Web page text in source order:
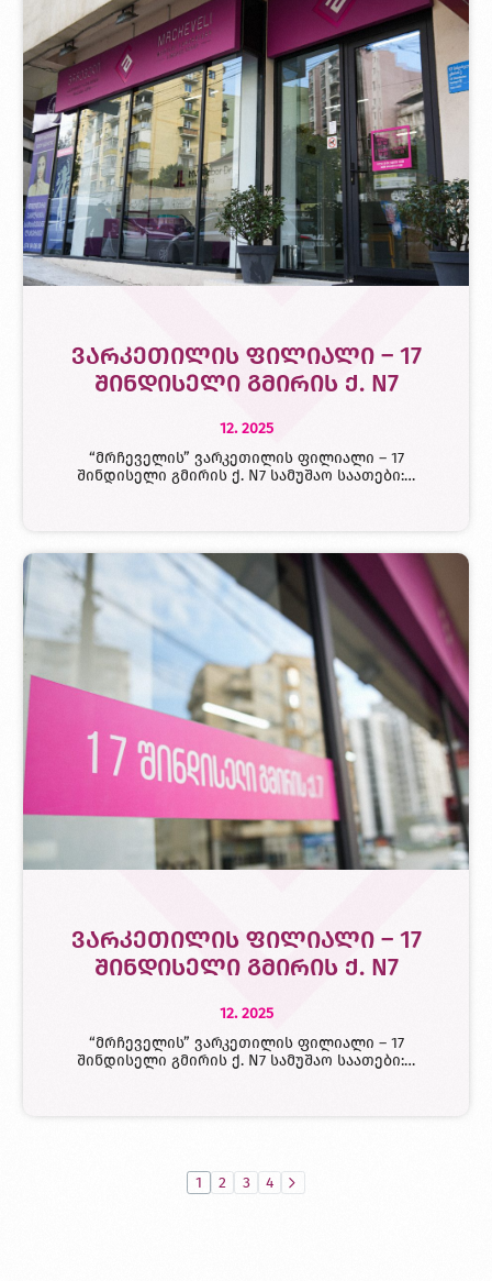
ვარკეთილის ფილიალი – 17
შინდისელი გმირის ქ. N7
12. 2025
“მრჩეველის” ვარკეთილის ფილიალი – 17
შინდისელი გმირის ქ. N7 სამუშაო საათები:…
ვარკეთილის ფილიალი – 17
შინდისელი გმირის ქ. N7
12. 2025
“მრჩეველის” ვარკეთილის ფილიალი – 17
შინდისელი გმირის ქ. N7 სამუშაო საათები:…
1 2 3 4